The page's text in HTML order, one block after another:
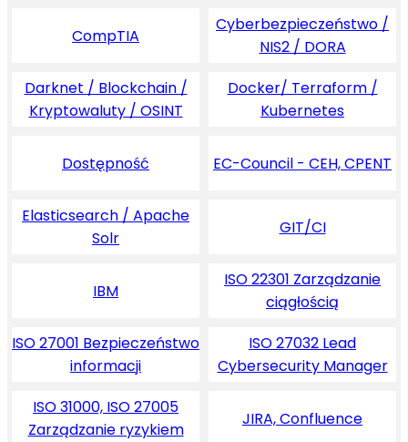
CompTIA
Cyberbezpieczeństwo /
NIS2 / DORA
Darknet / Blockchain /
Kryptowaluty / OSINT
Docker/ Terraform /
Kubernetes
Dostępność EC-Council - CEH, CPENT
Elasticsearch / Apache
Solr
GIT/CI
IBM
ISO 22301 Zarządzanie
ciągłością
ISO 27001 Bezpieczeństwo
informacji
ISO 27032 Lead
Cybersecurity Manager
ISO 31000, ISO 27005
Zarządzanie ryzykiem
JIRA, Confluence